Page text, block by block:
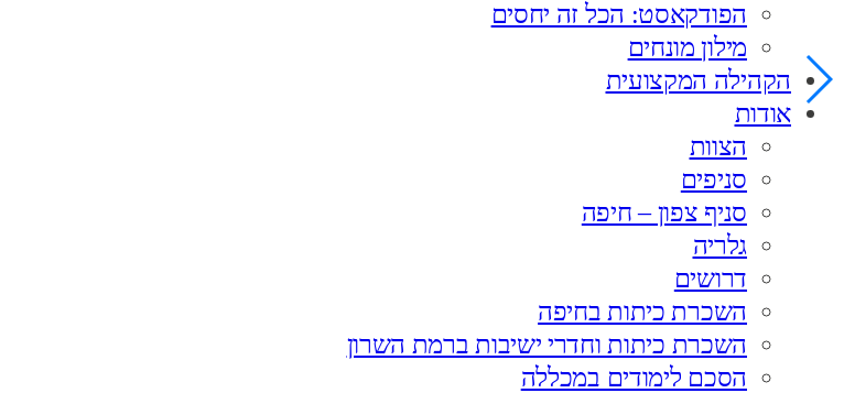
הפודקאסט: הכל זה יחסים
מילון מונחים
הקהילה המקצועית
אודות
הצוות
סניפים
סניף צפון – חיפה
גלריה
דרושים
השכרת כיתות בחיפה
השכרת כיתות וחדרי ישיבות ברמת השרון
הסכם לימודים במכללה